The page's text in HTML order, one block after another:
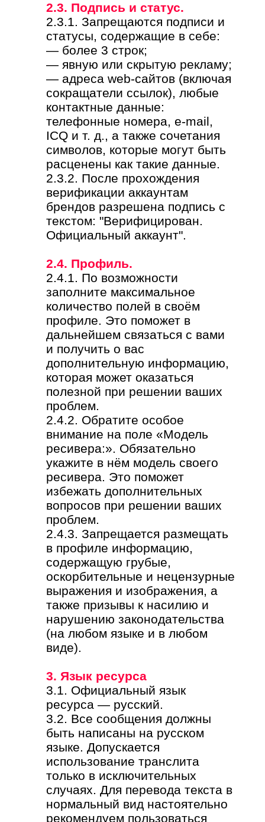
2.3. Подпись и статус.
2.3.1. Запрещаются подписи и
статусы, содержащие в себе:
— более 3 строк;
— явную или скрытую рекламу;
— адреса web-сайтов (включая
сокращатели ссылок), любые
контактные данные:
телефонные номера, e-mail,
ICQ и т. д., а также сочетания
символов, которые могут быть
расценены как такие данные.
2.3.2. После прохождения
верификации аккаунтам
брендов разрешена подпись с
текстом: "Верифицирован.
Официальный аккаунт".
2.4. Профиль.
2.4.1. По возможности
заполните максимальное
количество полей в своём
профиле. Это поможет в
дальнейшем связаться с вами
и получить о вас
дополнительную информацию,
которая может оказаться
полезной при решении ваших
проблем.
2.4.2. Обратите особое
внимание на поле «Модель
ресивера:». Обязательно
укажите в нём модель своего
ресивера. Это поможет
избежать дополнительных
вопросов при решении ваших
проблем.
2.4.3. Запрещается размещать
в профиле информацию,
содержащую грубые,
оскорбительные и нецензурные
выражения и изображения, а
также призывы к насилию и
нарушению законодательства
(на любом языке и в любом
виде).
3. Язык ресурса
3.1. Официальный язык
ресурса — русский.
3.2. Все сообщения должны
быть написаны на русском
языке. Допускается
использование транслита
только в исключительных
случаях. Для перевода текста в
нормальный вид настоятельно
рекомендуем пользоваться